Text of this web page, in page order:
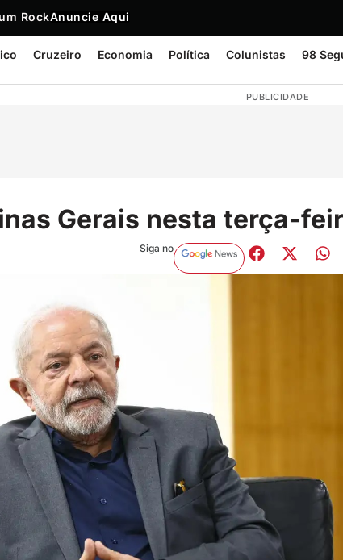
RockAnuncie Aqui
Cruzeiro Economia Política Colunistas 98
PUBLICIDADE
Gerais nesta terça-
Siga no